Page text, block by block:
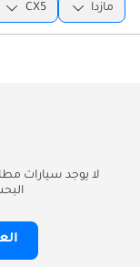
مازدا CX5
لا يوجد سيارات